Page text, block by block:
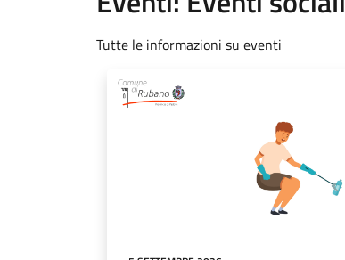
Tutte le informazioni su eventi